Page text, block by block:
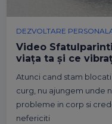
DEZVOLTARE
Video
viața ta și ce
Atunci cand stam
curg, nu ajungem unde
probleme in corp si
nefericiti